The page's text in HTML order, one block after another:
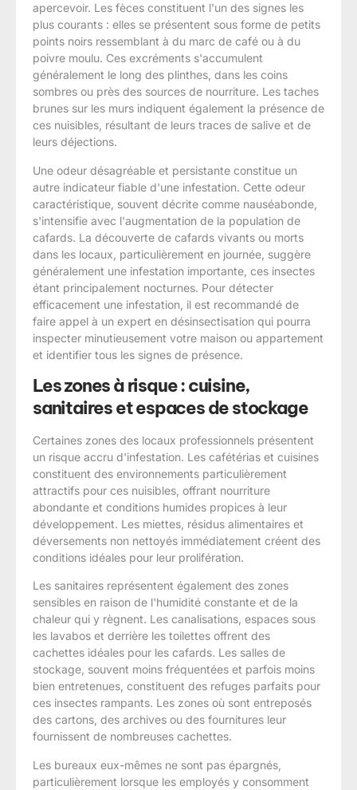
apercevoir. Les fèces constituent l'un des signes les
plus courants : elles se présentent sous forme de petits
points noirs ressemblant à du marc de café ou à du
poivre moulu. Ces excréments s'accumulent
généralement le long des plinthes, dans les coins
sombres ou près des sources de nourriture. Les taches
brunes sur les murs indiquent également la présence de
ces nuisibles, résultant de leurs traces de salive et de
leurs déjections.
Une odeur désagréable et persistante constitue un
autre indicateur fiable d'une infestation. Cette odeur
caractéristique, souvent décrite comme nauséabonde,
s'intensifie avec l'augmentation de la population de
cafards. La découverte de cafards vivants ou morts
dans les locaux, particulièrement en journée, suggère
généralement une infestation importante, ces insectes
étant principalement nocturnes. Pour détecter
efficacement une infestation, il est recommandé de
faire appel à un expert en désinsectisation qui pourra
inspecter minutieusement votre maison ou appartement
et identifier tous les signes de présence.
Les zones à risque : cuisine,
sanitaires et espaces de stockage
Certaines zones des locaux professionnels présentent
un risque accru d'infestation. Les cafétérias et cuisines
constituent des environnements particulièrement
attractifs pour ces nuisibles, offrant nourriture
abondante et conditions humides propices à leur
développement. Les miettes, résidus alimentaires et
déversements non nettoyés immédiatement créent des
conditions idéales pour leur prolifération.
Les sanitaires représentent également des zones
sensibles en raison de l'humidité constante et de la
chaleur qui y règnent. Les canalisations, espaces sous
les lavabos et derrière les toilettes offrent des
cachettes idéales pour les cafards. Les salles de
stockage, souvent moins fréquentées et parfois moins
bien entretenues, constituent des refuges parfaits pour
ces insectes rampants. Les zones où sont entreposés
des cartons, des archives ou des fournitures leur
fournissent de nombreuses cachettes.
Les bureaux eux-mêmes ne sont pas épargnés,
particulièrement lorsque les employés y consomment